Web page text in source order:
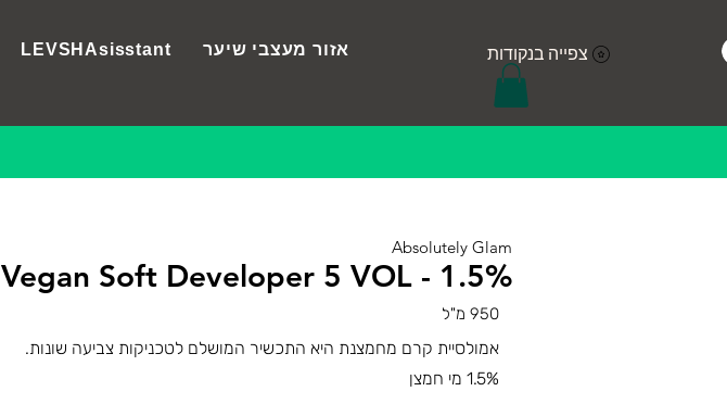
LEVSHAsisstant אזור מעצבי שיער צפייה בנקודות
Absolutely Glam
Vegan Soft Developer 5 VOL - 1.5%
950 מ"ל
אמולסיית קרם מחמצנת היא התכשיר המושלם לטכניקות צביעה שונות.
1.5% מי חמצן